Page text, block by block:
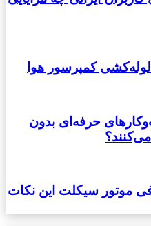
کمپرسور هوا
حرفه‌ای بدون
موتور سیکلت این نکات